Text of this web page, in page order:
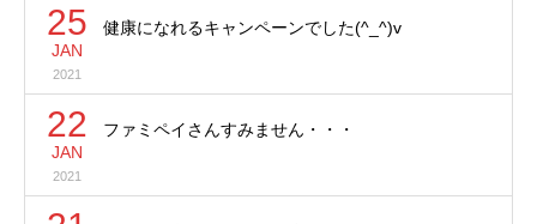
25
JAN
2021
健康になれるキャンペーンでした(^_^)v
22
JAN
2021
ファミペイさんすみません・・・